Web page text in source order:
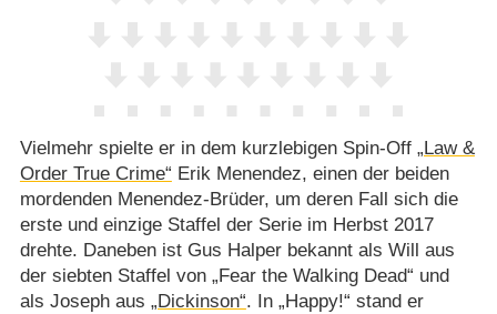
Vielmehr spielte er in dem kurzlebigen Spin-Off „Law &
Order True Crime“ Erik Menendez, einen der beiden
mordenden Menendez-Brüder, um deren Fall sich die
erste und einzige Staffel der Serie im Herbst 2017
drehte. Daneben ist Gus Halper bekannt als Will aus
der siebten Staffel von „Fear the Walking Dead“ und
als Joseph aus „Dickinson“. In „Happy!“ stand er